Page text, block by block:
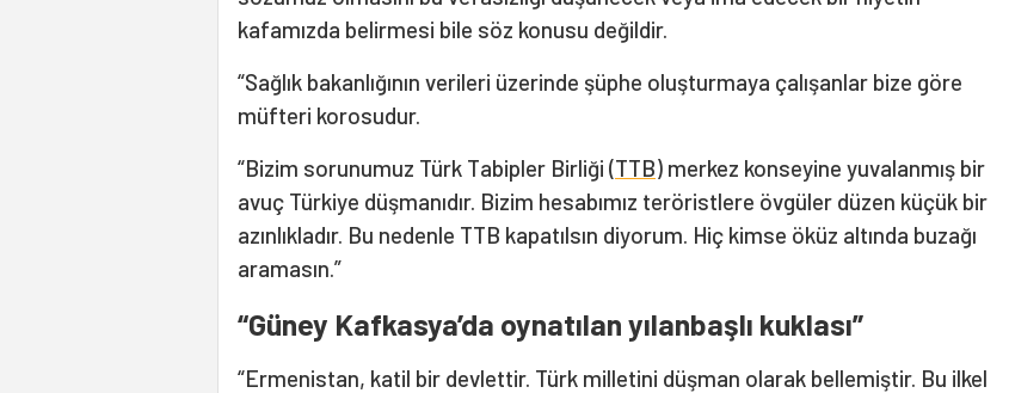
kafamızda belirmesi bile söz konusu değildir.
“Sağlık bakanlığının verileri üzerinde şüphe oluşturmaya çalışanlar bize göre
müfteri korosudur.
“Bizim sorunumuz Türk Tabipler Birliği (TTB) merkez konseyine yuvalanmış bir
avuç Türkiye düşmanıdır. Bizim hesabımız teröristlere övgüler düzen küçük bir
azınlıkladır. Bu nedenle TTB kapatılsın diyorum. Hiç kimse öküz altında buzağı
aramasın.”
“Güney Kafkasya’da oynatılan yılanbaşlı kuklası”
“Ermenistan, katil bir devlettir. Türk milletini düşman olarak bellemiştir. Bu ilkel